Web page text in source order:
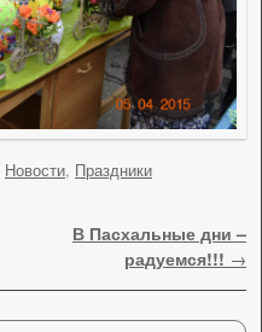
Новости, Праздники
В Пасхальные дни –
радуемся!!! →